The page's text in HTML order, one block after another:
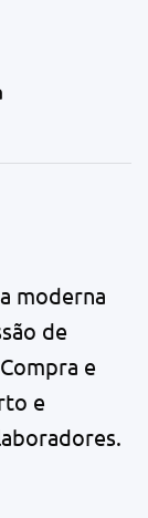
moderna
de
e
e